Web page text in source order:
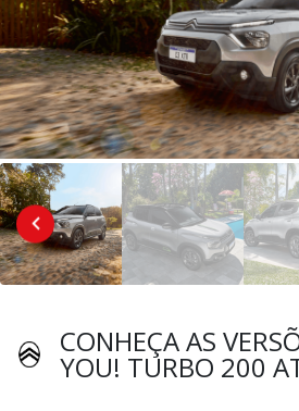
CONHEÇA AS
YOU! TURBO 200